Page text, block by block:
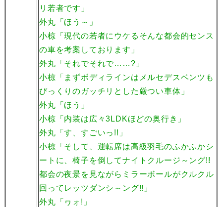
リ若者です」
外丸「ほう～」
小椋「現代の若者にウケるそんな都会的センス
の車を考案しております」
外丸「それでそれで……?」
小椋「まずボディラインはメルセデスベンツも
びっくりのガッチリとした厳つい車体」
外丸「ほう」
小椋「内装は広々3LDKほどの奥行き」
外丸「す、すごいっ!!」
小椋「そして、運転席は高級羽毛のふかふかシ
ートに、椅子を倒してナイトクルージ～ング!!
都会の夜景を見ながらミラーボールがクルクル
回ってレッツダンシ～ング!!」
外丸「ヮォ!」